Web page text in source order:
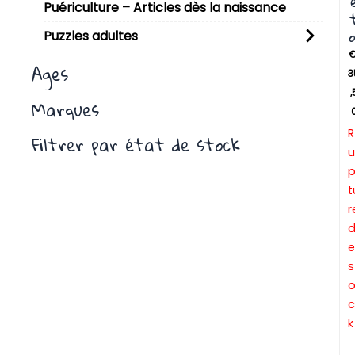
Puériculture – Articles dès la naissance
Puzzles adultes
Ages
Marques
Filtrer par état de stock
R
u
p
d
e
o
c
k